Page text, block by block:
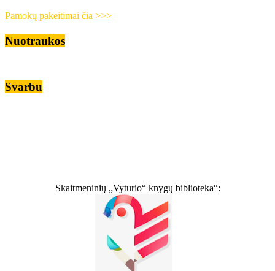
Pamokų pakeitimai čia >>>
Nuotraukos
Svarbu
Skaitmeninių „Vyturio“ knygų biblioteka“: